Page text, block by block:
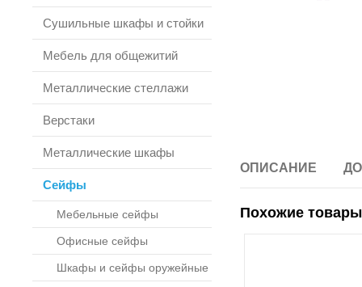
Сушильные шкафы и стойки
Мебель для общежитий
Металлические стеллажи
Верстаки
Металлические шкафы
Сейфы
Мебельные сейфы
Офисные сейфы
Шкафы и сейфы оружейные
ОПИСАНИЕ
Похожие